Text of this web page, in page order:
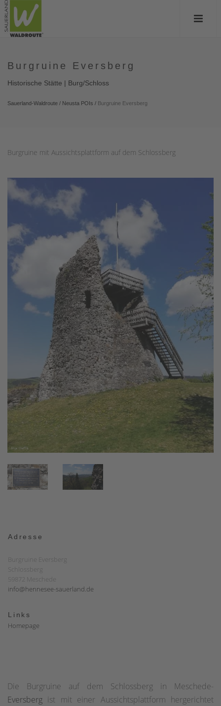
Burgruine Eversberg
Historische Stätte | Burg/Schloss
Sauerland-Waldroute / Neusta POIs / Burgruine Eversberg
Burgruine mit Aussichtsplattform auf dem Schlossberg
Adresse
Burgruine Eversberg
Schlossberg
59872 Meschede
info@hennesee-sauerland.de
Links
Homepage
Die Burgruine auf dem Schlossberg in Meschede-
Eversberg ist mit einer Aussichtsplattform hergerichtet